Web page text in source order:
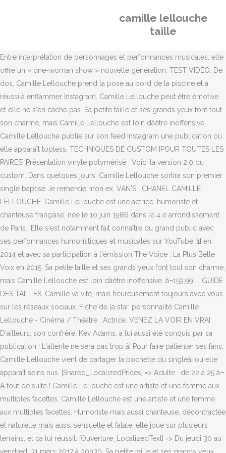
camille lellouche
taille
Entre interprétation de personnages et performances musicales, elle
offre un « one-woman show » nouvelle génération. TEST VIDÉO. De
dos, Camille Lellouche prend la pose au bord de la piscine et a
réussi à enflammer Instagram. Camille Lellouche peut être émotive
et elle ne s'en cache pas. Sa petite taille et ses grands yeux font tout
son charme, mais Camille Lellouche est loin dâêtre inoffensive.
Camille Lellouche publie sur son feed Instagram une publication où
elle apparaît topless. TECHNIQUES DE CUSTOM [POUR TOUTES LES
PAIRES] Présentation vinyle polymérisé : Voici la version 2.0 du
custom. Dans quelques jours, Camille Lellouche sortira son premier
single baptisé Je remercie mon ex. VAN'S : CHANEL CAMILLE
LELLOUCHE. Camille Lellouche est une actrice, humoriste et
chanteuse française, née le 10 juin 1986 dans le 4 e arrondissement
de Paris.. Elle s'est notamment fait connaître du grand public avec
ses performances humoristiques et musicales sur YouTube [1] en
2014 et avec sa participation à l'émission The Voice : La Plus Belle
Voix en 2015. Sa petite taille et ses grands yeux font tout son charme,
mais Camille Lellouche est loin dâêtre inoffensive. â¬159,99 ... GUIDE
DES TAILLES. Camille va vite, mais heureusement toujours avec vous
sur les réseaux sociaux. Fiche de la star, personnalité Camille
Lellouche - Cinéma / Théatre : Actrice. VENEZ LA VOIR EN VRAI.
D'ailleurs, son confrère, Kev Adams, a lui aussi été conquis par sa
publication ! L'attente ne sera pas trop â¦ Pour faire patienter ses fans,
Camille Lellouche vient de partager la pochette du singleâ¦ où elle
apparaît seins nus. [Shared_LocalizedPrices] => Adulte : de 22 à 25 â¬.
A tout de suite ! Camille Lellouche est une artiste et une femme aux
multiples facettes. Camille Lellouche est une artiste et une femme
aux multiples facettes. Humoriste mais aussi chanteuse, décontractée
et naturelle mais aussi sensuelle et fatale, elle joue sur plusieurs
terrains, et ça lui réussit. [Ouverture_LocalizedText] => Du jeudi 30 au